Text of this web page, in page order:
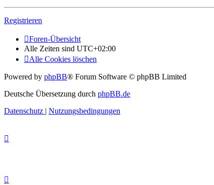
Registrieren
Foren-Übersicht
Alle Zeiten sind UTC+02:00
Alle Cookies löschen
Powered by phpBB® Forum Software © phpBB Limited
Deutsche Übersetzung durch phpBB.de
Datenschutz | Nutzungsbedingungen